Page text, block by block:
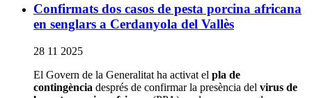
Confirmats dos casos de pesta porcina africana
en senglars a Cerdanyola del Vallès
28 11 2025
El Govern de la Generalitat ha activat el pla de
contingència després de confirmar la presència del virus de